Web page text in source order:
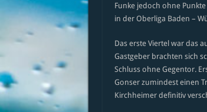
Funke jedoch ohne
in der Oberliga Baden –
Das erste Viertel war das
Gastgeber brachten sich
Schluss ohne Gegentor.
Gonser zumindest einen
Kirchheimer definitiv